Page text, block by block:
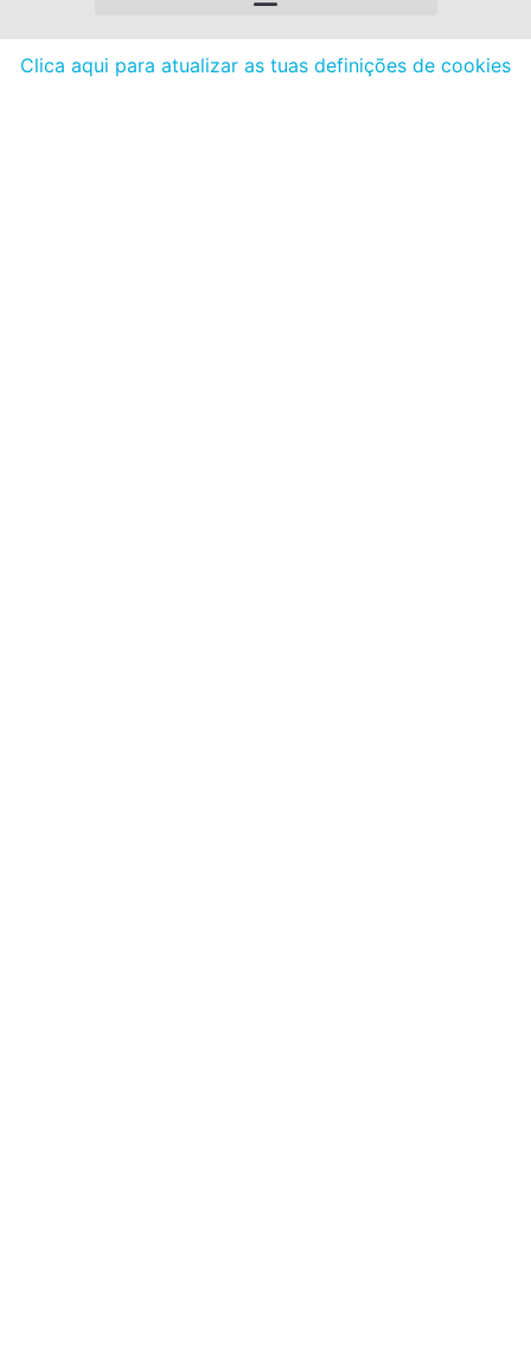
Clica aqui para atualizar as tuas definições de cookies